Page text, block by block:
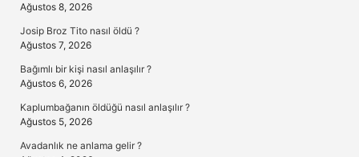
Ağustos 8, 2026
Josip Broz Tito nasıl öldü ?
Ağustos 7, 2026
Bağımlı bir kişi nasıl anlaşılır ?
Ağustos 6, 2026
Kaplumbağanın öldüğü nasıl anlaşılır ?
Ağustos 5, 2026
Avadanlık ne anlama gelir ?